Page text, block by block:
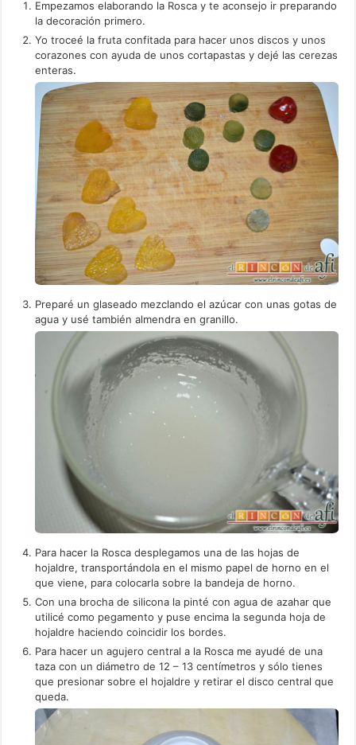
Empezamos elaborando la Rosca y te aconsejo ir preparando
la decoración primero.
Yo troceé la fruta confitada para hacer unos discos y unos
corazones con ayuda de unos cortapastas y dejé las cerezas
enteras.
Preparé un glaseado mezclando el azúcar con unas gotas de
agua y usé también almendra en granillo.
Para hacer la Rosca desplegamos una de las hojas de
hojaldre, transportándola en el mismo papel de horno en el
que viene, para colocarla sobre la bandeja de horno.
Con una brocha de silicona la pinté con agua de azahar que
utilicé como pegamento y puse encima la segunda hoja de
hojaldre haciendo coincidir los bordes.
Para hacer un agujero central a la Rosca me ayudé de una
taza con un diámetro de 12 – 13 centímetros y sólo tienes
que presionar sobre el hojaldre y retirar el disco central que
queda.